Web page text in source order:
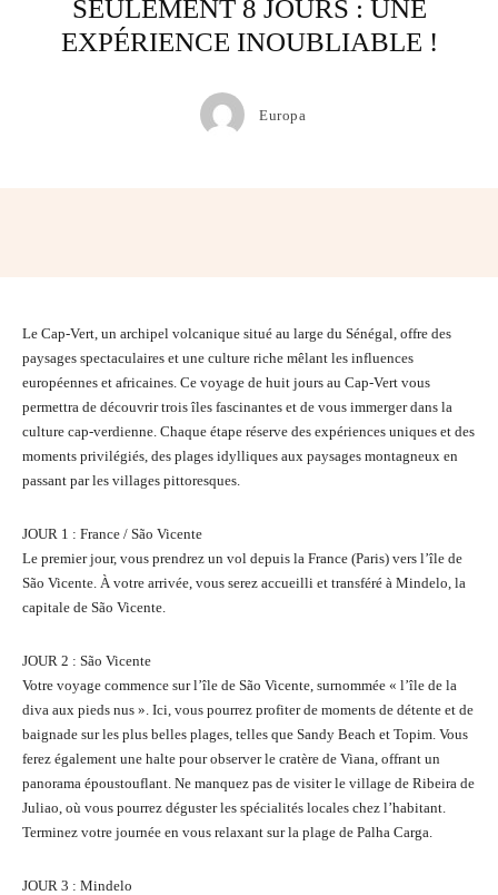
SEULEMENT 8 JOURS : UNE
EXPÉRIENCE INOUBLIABLE !
Europa
Le Cap-Vert, un archipel volcanique situé au large du Sénégal, offre des
paysages spectaculaires et une culture riche mêlant les influences
européennes et africaines. Ce voyage de huit jours au Cap-Vert vous
permettra de découvrir trois îles fascinantes et de vous immerger dans la
culture cap-verdienne. Chaque étape réserve des expériences uniques et des
moments privilégiés, des plages idylliques aux paysages montagneux en
passant par les villages pittoresques.
JOUR 1 : France / São Vicente
Le premier jour, vous prendrez un vol depuis la France (Paris) vers l’île de
São Vicente. À votre arrivée, vous serez accueilli et transféré à Mindelo, la
capitale de São Vicente.
JOUR 2 : São Vicente
Votre voyage commence sur l’île de São Vicente, surnommée « l’île de la
diva aux pieds nus ». Ici, vous pourrez profiter de moments de détente et de
baignade sur les plus belles plages, telles que Sandy Beach et Topim. Vous
ferez également une halte pour observer le cratère de Viana, offrant un
panorama époustouflant. Ne manquez pas de visiter le village de Ribeira de
Juliao, où vous pourrez déguster les spécialités locales chez l’habitant.
Terminez votre journée en vous relaxant sur la plage de Palha Carga.
JOUR 3 : Mindelo